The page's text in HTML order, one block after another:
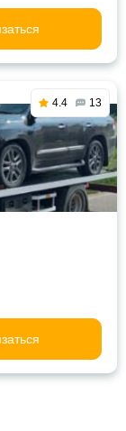
4.4 13